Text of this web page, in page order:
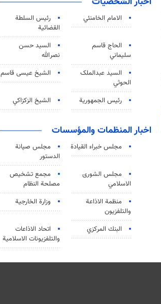
الامام الخامنئي
رئیس السلطة
القضائیة
الحاج قاسم
سليماني
السيد حسن
نصرالله
السید عبدالملک
الحوثي
الشيخ عيسى قاسم
رئيس الجمهورية الشيخ الزكزاكي
اخبار المنظمات والمؤسسات
مجلس خبراء القيادة
مجلس صيانة
الدستور
مجلس الشورى
الاسلامي
مجمع تشخيص
مصلحة النظام
منظمة الاذاعة
والتلفزیون
وزارة الخارجية
البنك المركزي
اتحاد الاذاعات
والتلفزيونات الاسلامية